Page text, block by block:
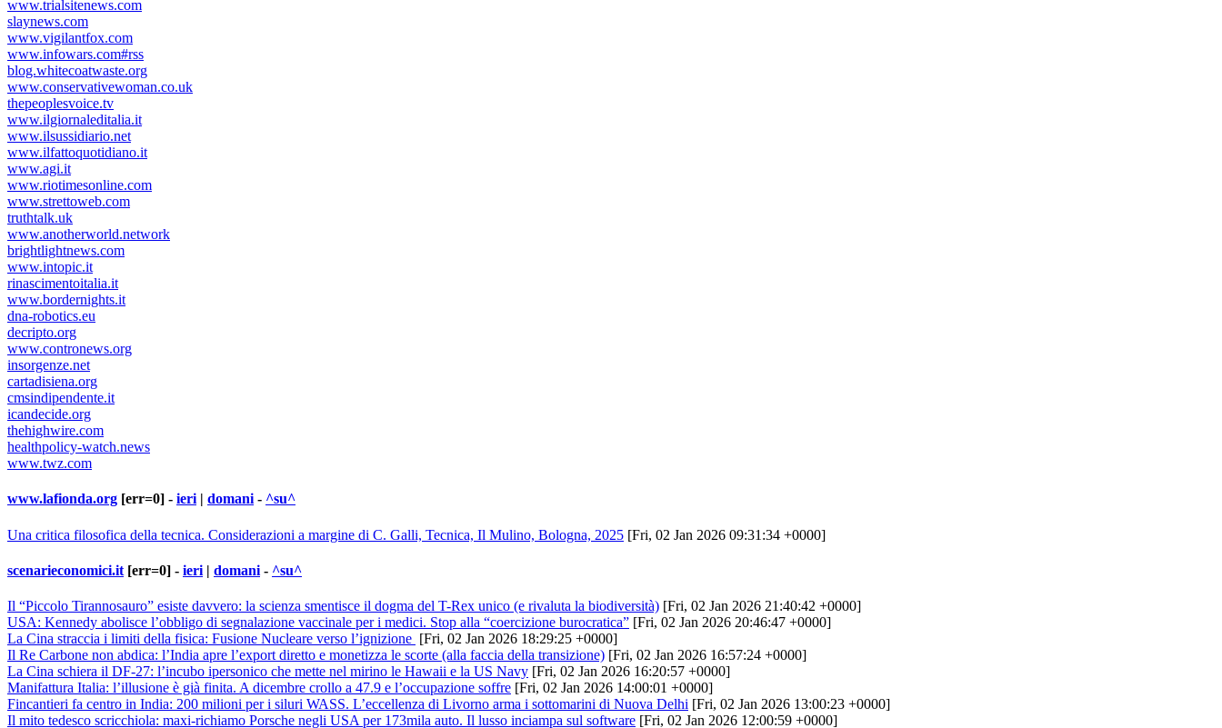
www.trialsitenews.com
slaynews.com
www.vigilantfox.com
www.infowars.com#rss
blog.whitecoatwaste.org
www.conservativewoman.co.uk
thepeoplesvoice.tv
www.ilgiornaleditalia.it
www.ilsussidiario.net
www.ilfattoquotidiano.it
www.agi.it
www.riotimesonline.com
www.strettoweb.com
truthtalk.uk
www.anotherworld.network
brightlightnews.com
www.intopic.it
rinascimentoitalia.it
www.bordernights.it
dna-robotics.eu
decripto.org
www.contronews.org
insorgenze.net
cartadisiena.org
cmsindipendente.it
icandecide.org
thehighwire.com
healthpolicy-watch.news
www.twz.com
www.lafionda.org [err=0] - ieri | domani - ^su^
Una critica filosofica della tecnica. Considerazioni a margine di C. Galli, Tecnica, Il Mulino, Bologna, 2025 [Fri, 02 Jan 2026 09:31:34 +0000]
scenarieconomici.it [err=0] - ieri | domani - ^su^
Il “Piccolo Tirannosauro” esiste davvero: la scienza smentisce il dogma del T-Rex unico (e rivaluta la biodiversità) [Fri, 02 Jan 2026 21:40:42 +0000]
USA: Kennedy abolisce l’obbligo di segnalazione vaccinale per i medici. Stop alla “coercizione burocratica” [Fri, 02 Jan 2026 20:46:47 +0000]
La Cina straccia i limiti della fisica: Fusione Nucleare verso l’ignizione [Fri, 02 Jan 2026 18:29:25 +0000]
Il Re Carbone non abdica: l’India apre l’export diretto e monetizza le scorte (alla faccia della transizione) [Fri, 02 Jan 2026 16:57:24 +0000]
La Cina schiera il DF-27: l’incubo ipersonico che mette nel mirino le Hawaii e la US Navy [Fri, 02 Jan 2026 16:20:57 +0000]
Manifattura Italia: l’illusione è già finita. A dicembre crollo a 47.9 e l’occupazione soffre [Fri, 02 Jan 2026 14:00:01 +0000]
Fincantieri fa centro in India: 200 milioni per i siluri WASS. L’eccellenza di Livorno arma i sottomarini di Nuova Delhi [Fri, 02 Jan 2026 13:00:23 +0000]
Il mito tedesco scricchiola: maxi-richiamo Porsche negli USA per 173mila auto. Il lusso inciampa sul software [Fri, 02 Jan 2026 12:00:59 +0000]